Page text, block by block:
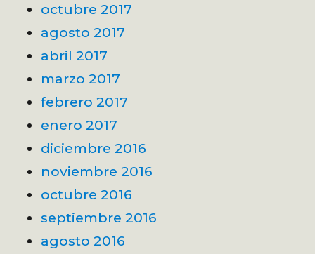
octubre 2017
agosto 2017
abril 2017
marzo 2017
febrero 2017
enero 2017
diciembre 2016
noviembre 2016
octubre 2016
septiembre 2016
agosto 2016